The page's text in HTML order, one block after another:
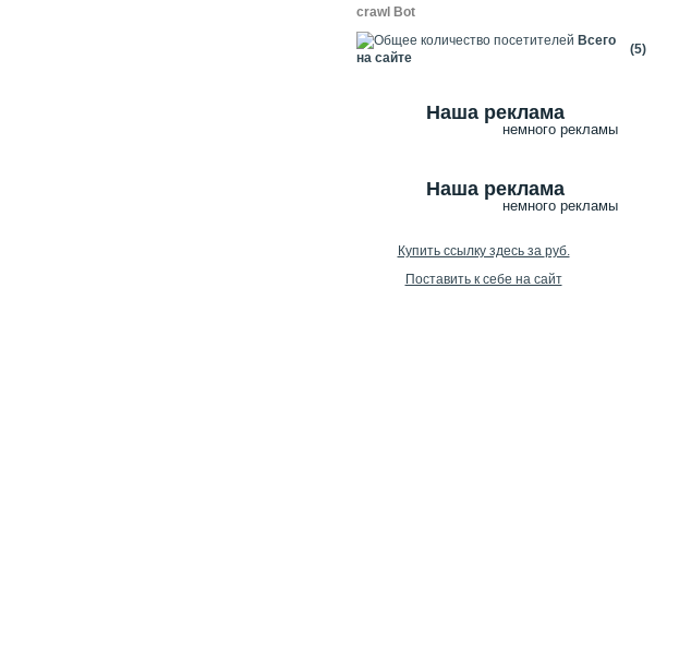
crawl Bot
Всего
на сайте
(5)
Наша реклама
немного рекламы
Наша реклама
немного рекламы
Купить ссылку здесь за руб.
Поставить к себе на сайт